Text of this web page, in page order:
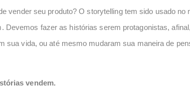
vender seu produto? O storytelling tem sido usado no
Devemos fazer as histórias serem protagonistas,
sua vida, ou até mesmo mudaram sua maneira de
vendem.